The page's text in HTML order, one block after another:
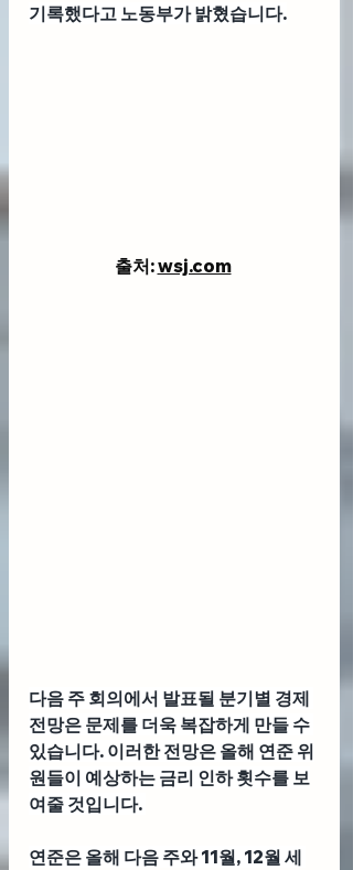
기록했다고 노동부가 밝혔습니다.
출처: wsj.com
다음 주 회의에서 발표될 분기별 경제
전망은 문제를 더욱 복잡하게 만들 수
있습니다. 이러한 전망은 올해 연준 위
원들이 예상하는 금리 인하 횟수를 보
여줄 것입니다.
연준은 올해 다음 주와 11월, 12월 세